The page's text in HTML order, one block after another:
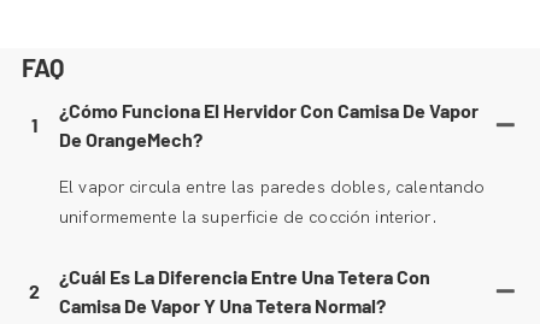
FAQ
1
¿Cómo Funciona El Hervidor Con Camisa De Vapor
De OrangeMech?
El vapor circula entre las paredes dobles, calentando
uniformemente la superficie de cocción interior.
2
¿Cuál Es La Diferencia Entre Una Tetera Con
Camisa De Vapor Y Una Tetera Normal?